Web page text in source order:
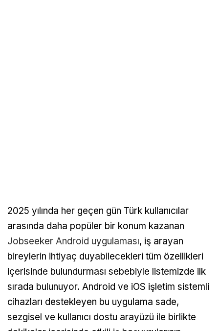
2025 yılında her geçen gün Türk kullanıcılar
arasında daha popüler bir konum kazanan
Jobseeker Android uygulaması, iş arayan
bireylerin ihtiyaç duyabilecekleri tüm özellikleri
içerisinde bulundurması sebebiyle listemizde ilk
sırada bulunuyor. Android ve iOS işletim sistemli
cihazları destekleyen bu uygulama sade,
sezgisel ve kullanıcı dostu arayüzü ile birlikte